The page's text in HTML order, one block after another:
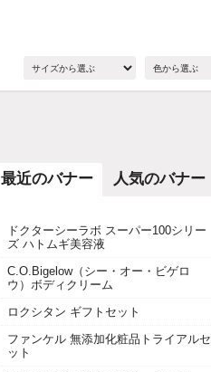
最近のバナー 人気のバナー
ドクターシーラボ スーパー100シリー
ズ ハトムギ美容液
C.O.Bigelow（シー・オー・ビゲロ
ウ）ボディクリーム
ロクシタン ギフトセット
ファンケル 無添加化粧品トライアルセ
ット